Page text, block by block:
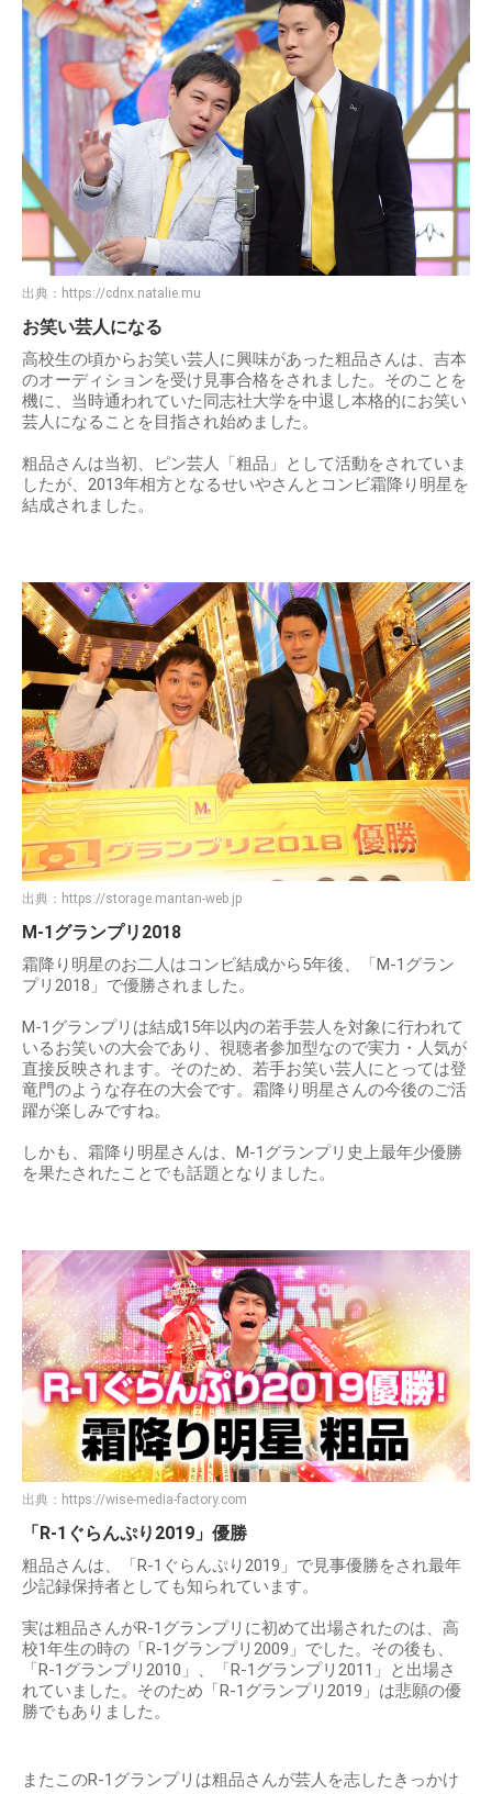
出典： https://cdnx.natalie.mu
お笑い芸人になる
高校生の頃からお笑い芸人に興味があった粗品さんは、吉本
のオーディションを受け見事合格をされました。そのことを
機に、当時通われていた同志社大学を中退し本格的にお笑い
芸人になることを目指され始めました。
粗品さんは当初、ピン芸人「粗品」として活動をされていま
したが、2013年相方となるせいやさんとコンビ霜降り明星を
結成されました。
出典： https://storage.mantan-web.jp
M-1グランプリ2018
霜降り明星のお二人はコンビ結成から5年後、「M-1グラン
プリ2018」で優勝されました。
M-1グランプリは結成15年以内の若手芸人を対象に行われて
いるお笑いの大会であり、視聴者参加型なので実力・人気が
直接反映されます。そのため、若手お笑い芸人にとっては登
竜門のような存在の大会です。霜降り明星さんの今後のご活
躍が楽しみですね。
しかも、霜降り明星さんは、M-1グランプリ史上最年少優勝
を果たされたことでも話題となりました。
出典： https://wise-media-factory.com
「R-1ぐらんぷり2019」優勝
粗品さんは、「R-1ぐらんぷり2019」で見事優勝をされ最年
少記録保持者としても知られています。
実は粗品さんがR-1グランプリに初めて出場されたのは、高
校1年生の時の「R-1グランプリ2009」でした。その後も、
「R-1グランプリ2010」、「R-1グランプリ2011」と出場さ
れていました。そのため「R-1グランプリ2019」は悲願の優
勝でもありました。
またこのR-1グランプリは粗品さんが芸人を志したきっかけ